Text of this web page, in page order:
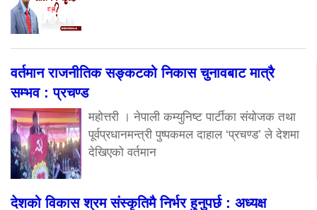
वर्तमान राजनीतिक सङ्कटको निकास चुनावबाट मात्रै
सम्भव : प्रचण्ड
महोत्तरी । नेपाली कम्युनिष्ट पार्टीका संयोजक तथा
पूर्वप्रधानमन्त्री पुष्पकमल दाहाल ‘प्रचण्ड’ ले देशमा
देखिएको वर्तमान
देशको विकास श्रम संस्कृतिमै निर्भर हुनुपर्छ : अध्यक्ष